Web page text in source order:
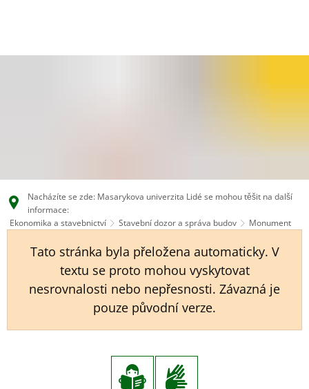
CS
Nacházíte se zde: Masarykova univerzita Lidé se mohou těšit na další
informace:
Ekonomika a stavebnictví
Stavební dozor a správa budov Monument
Tato stránka byla přeložena automaticky. V
textu se proto mohou vyskytovat
nesrovnalosti nebo nepřesnosti. Závazná je
pouze původní verze.